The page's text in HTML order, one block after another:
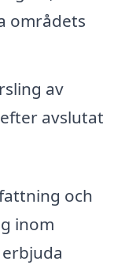
områdets
av
avslutat
och
inom